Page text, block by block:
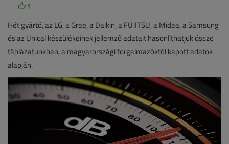
1
Hét gyártó, az LG, a Gree, a Daikin, a FUJITSU, a Midea, a Samsung
és az Unical készülékeinek jellemző adatait hasonlíthatjuk össze
táblázatunkban, a magyarországi forgalmazóktól kapott adatok
alapján.